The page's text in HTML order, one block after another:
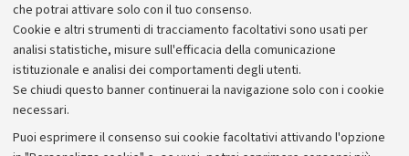
che potrai attivare solo con il tuo consenso.
Cookie e altri strumenti di tracciamento facoltativi sono usati per
analisi statistiche, misure sull'efficacia della comunicazione
istituzionale e analisi dei comportamenti degli utenti.
Se chiudi questo banner continuerai la navigazione solo con i cookie
necessari.
Puoi esprimere il consenso sui cookie facoltativi attivando l'opzione
Piano strategico
Bilanci
Donazioni e 5x1000
Bandi, gare e concorsi